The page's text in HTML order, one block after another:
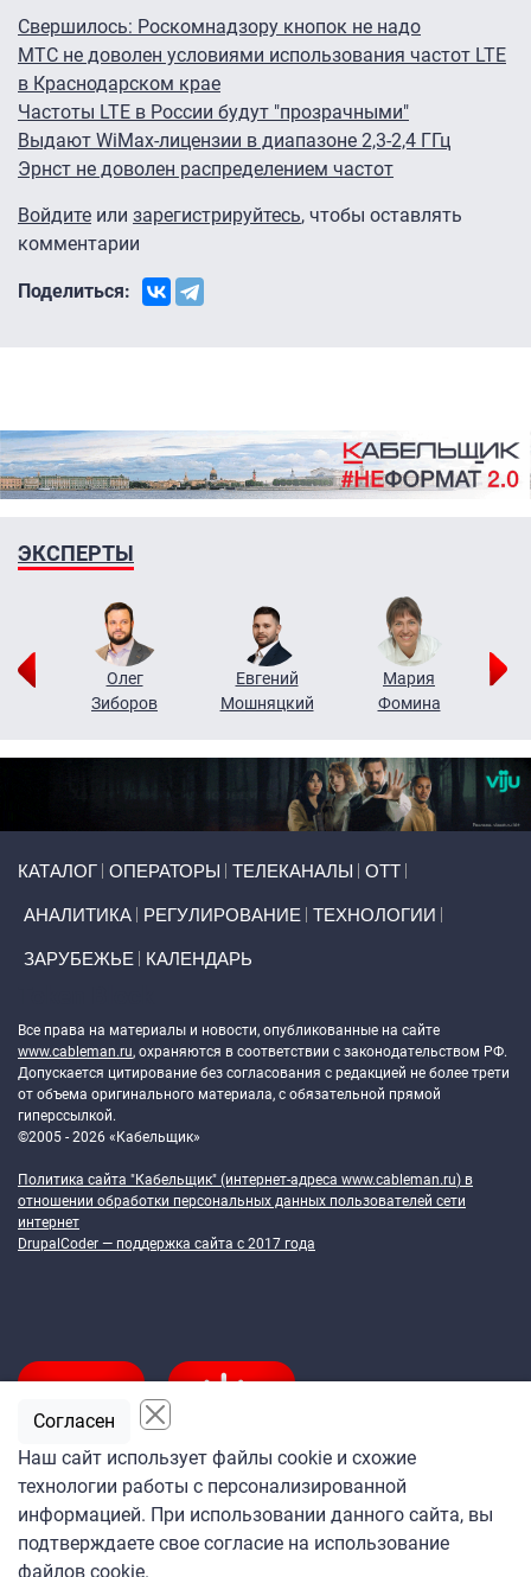
Свершилось: Роскомнадзору кнопок не надо
МТС не доволен условиями использования частот LTE
в Краснодарском крае
Частоты LTE в России будут "прозрачными"
Выдают WiMax-лицензии в диапазоне 2,3-2,4 ГГц
Эрнст не доволен распределением частот
Войдите или зарегистрируйтесь, чтобы оставлять
комментарии
Поделиться:
ЭКСПЕРТЫ
Олег
Зиборов
Евгений
Мошняцкий
Мария
Фомина
КАТАЛОГ ОПЕРАТОРЫ ТЕЛЕКАНАЛЫ ОТТ
АНАЛИТИКА РЕГУЛИРОВАНИЕ ТЕХНОЛОГИИ
ЗАРУБЕЖЬЕ КАЛЕНДАРЬ
Все права на материалы и новости, опубликованные на сайте
www.cableman.ru, охраняются в соответствии с законодательством РФ.
Допускается цитирование без согласования с редакцией не более трети
от объема оригинального материала, с обязательной прямой
гиперссылкой.
©2005 - 2026 «Кабельщик»
Политика сайта "Кабельщик" (интернет-адреса www.cableman.ru) в
отношении обработки персональных данных пользователей сети
интернет
DrupalCoder — поддержка сайта c 2017 года
Подпишитесь
на ежедневную рассылку
«Кабельщика»
Наш сайт использует файлы cookie и схожие
технологии работы с персонализированной
информацией. При использовании данного сайта, вы
подтверждаете свое согласие на использование
файлов cookie.
Согласен